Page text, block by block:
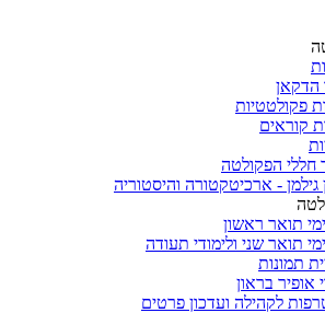
הדקאן
פקולטטיות
קוראים
חללי הפקולטה
גילמן - ארכיטקטורה והיסטוריה
תואר ראשון
תואר שני ולימודי תעודה
תמונות
אופיר בראון
לקהילה ועדכון פרטים